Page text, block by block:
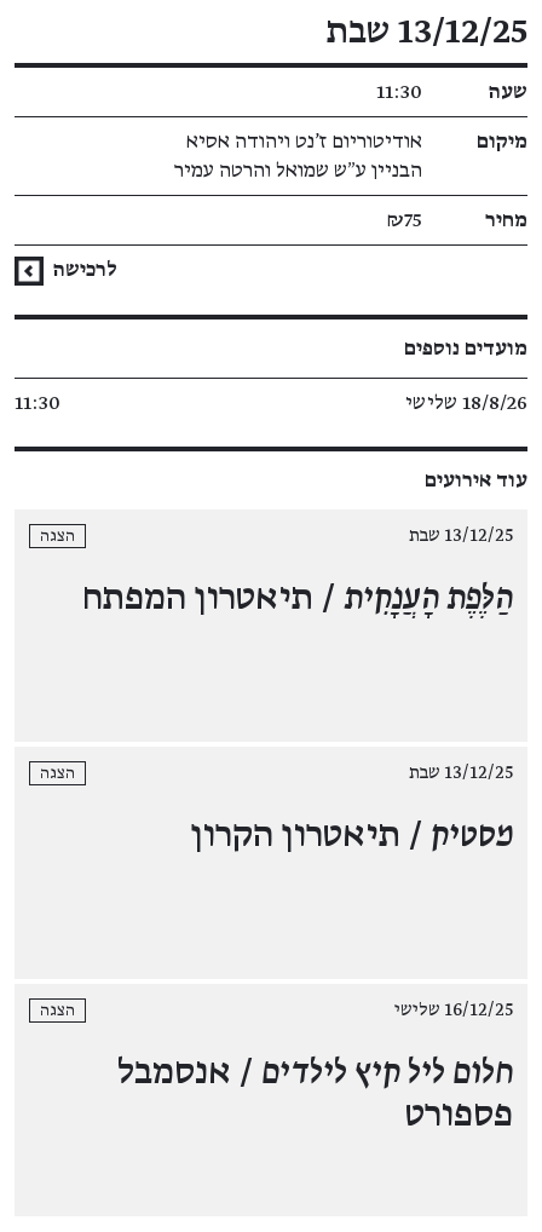
פרטי האירוע
13/12/25 שבת
שעה 11:30
מיקום
אודיטוריום ז'נט ויהודה אסיא
הבניין ע״ש שמואל והרטה עמיר
מחיר ₪75
לרכישה
מועדים נוספים
18/8/26 שלישי 11:30
עוד אירועים
13/12/25 שבת הצגה
הַלֶּפֶת הָעֲנָקִית / תיאטרון המפתח
13/12/25 שבת הצגה
מסטיק / תיאטרון הקרון
16/12/25 שלישי הצגה
חלום ליל קיץ לילדים / אנסמבל
פספורט